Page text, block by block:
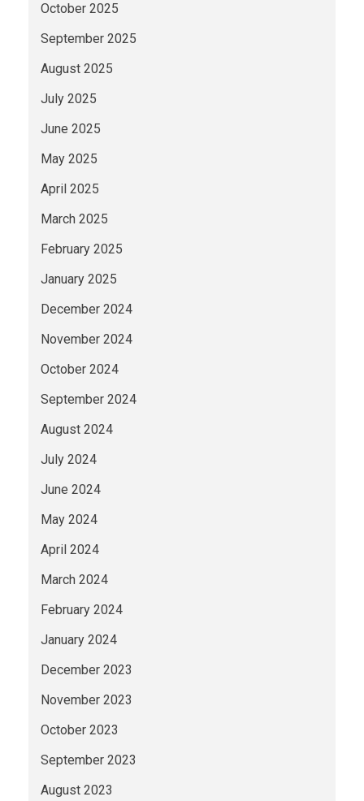
October 2025
September 2025
August 2025
July 2025
June 2025
May 2025
April 2025
March 2025
February 2025
January 2025
December 2024
November 2024
October 2024
September 2024
August 2024
July 2024
June 2024
May 2024
April 2024
March 2024
February 2024
January 2024
December 2023
November 2023
October 2023
September 2023
August 2023